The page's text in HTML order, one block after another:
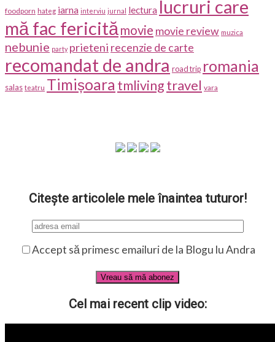
foodporn hateg iarna interviu jurnal lectura lucruri care
mă fac fericitămovie movie review muzica
nebunie party prieteni recenzie de carte
recomandat de andra road trip romania
salas teatru Timișoara tmlivingtravel vara
Citește articolele mele înaintea tuturor!
Accept să primesc emailuri de la Blogu lu Andra
Cel mai recent clip video: